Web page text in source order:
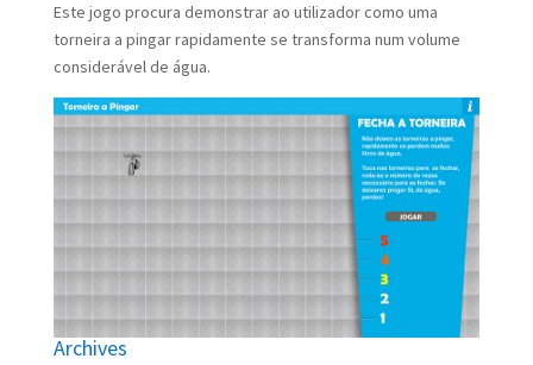
Este jogo procura demonstrar ao utilizador como uma
torneira a pingar rapidamente se transforma num volume
considerável de água.
Archives